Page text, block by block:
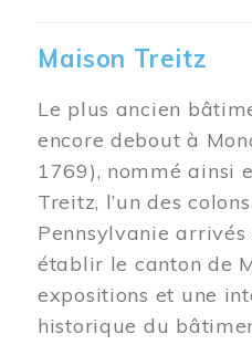
Maison Treitz
Le plus ancien
encore debout à
1769), nommé ainsi
Treitz, l’un des
Pennsylvanie
établir le canton de
expositions et une
historique du